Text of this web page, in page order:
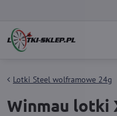
Lotki Steel wolframowe 24g
Winmau lotki